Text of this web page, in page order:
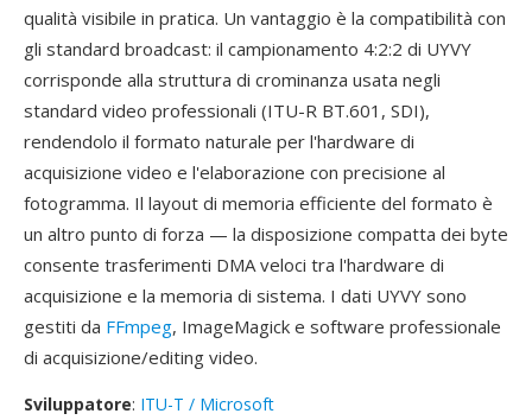
qualità visibile in pratica. Un vantaggio è la compatibilità con
gli standard broadcast: il campionamento 4:2:2 di UYVY
corrisponde alla struttura di crominanza usata negli
standard video professionali (ITU-R BT.601, SDI),
rendendolo il formato naturale per l'hardware di
acquisizione video e l'elaborazione con precisione al
fotogramma. Il layout di memoria efficiente del formato è
un altro punto di forza — la disposizione compatta dei byte
consente trasferimenti DMA veloci tra l'hardware di
acquisizione e la memoria di sistema. I dati UYVY sono
gestiti da FFmpeg, ImageMagick e software professionale
di acquisizione/editing video.
Sviluppatore: ITU-T / Microsoft